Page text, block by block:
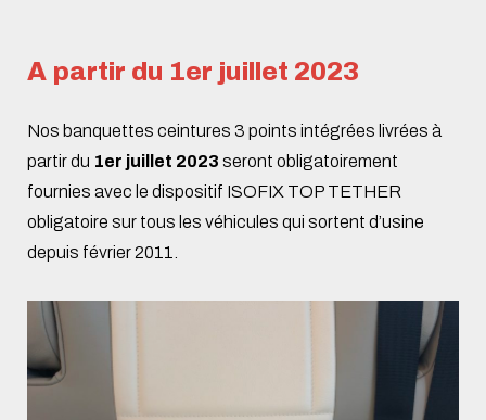
A partir du 1er juillet 2023
Nos banquettes ceintures 3 points intégrées livrées à
partir du 1er juillet 2023 seront obligatoirement
fournies avec le dispositif ISOFIX TOP TETHER
obligatoire sur tous les véhicules qui sortent d’usine
depuis ­février 2011.